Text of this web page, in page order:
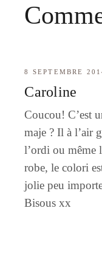
8 SEPTEMBRE
Caroline
Coucou! C’est
maje ? Il à l’air
l’ordi ou même
robe, le colori
jolie peu
Bisous xx